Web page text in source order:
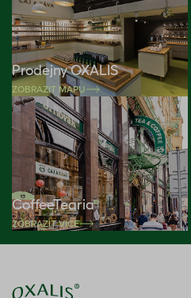
Prodejny OXALIS
ZOBRAZIT MAPU
CoffeeTearia
ZOBRAZIT VÍCE